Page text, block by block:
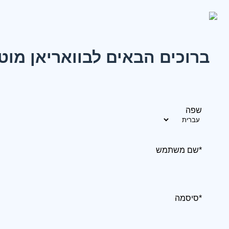
ברוכים הבאים לבוואריאן
שפה
*שם משתמש
*סיסמה